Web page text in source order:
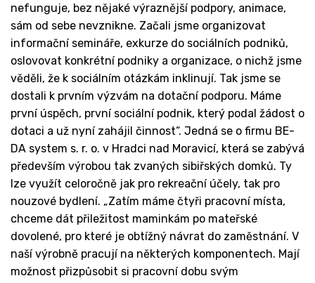
nefunguje, bez nějaké výraznější podpory, animace,
sám od sebe nevznikne. Začali jsme organizovat
informační semináře, exkurze do sociálních podniků,
oslovovat konkrétní podniky a organizace, o nichž jsme
věděli, že k sociálním otázkám inklinují. Tak jsme se
dostali k prvním výzvám na dotační podporu. Máme
první úspěch, první sociální podnik, který podal žádost o
dotaci a už nyní zahájil činnost“. Jedná se o firmu BE-
DA system s. r. o. v Hradci nad Moravicí, která se zabývá
především výrobou tak zvaných sibiřských domků. Ty
lze využít celoročně jak pro rekreační účely, tak pro
nouzové bydlení. „Zatím máme čtyři pracovní místa,
chceme dát přiležitost maminkám po mateřské
dovolené, pro které je obtížný návrat do zaměstnání. V
naší výrobně pracují na některých komponentech. Mají
možnost přizpůsobit si pracovní dobu svým